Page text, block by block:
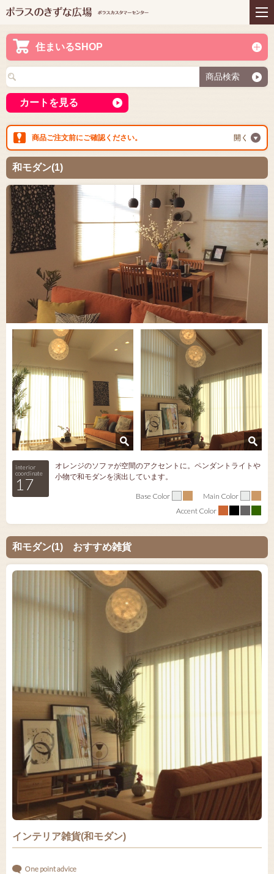
住まいの商品
ト
アフターサービス
ライフスタイルと住まい
プレゼント＆コミュニテ
お知らせ イベント
住まいるSHOP
商品検索
カートを見る
商品ご注文前にご確認ください。 開く
和モダン(1)
interior
coordinate
17
オレンジのソファが空間のアクセントに。ペンダントライトや
小物で和モダンを演出しています。
Base Color
Main Color
Accent Color
和モダン(1) おすすめ雑貨
インテリア雑貨(和モダン)
One point advice